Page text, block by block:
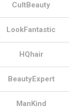
CultBeauty
LookFantastic
HQhair
BeautyExpert
ManKind